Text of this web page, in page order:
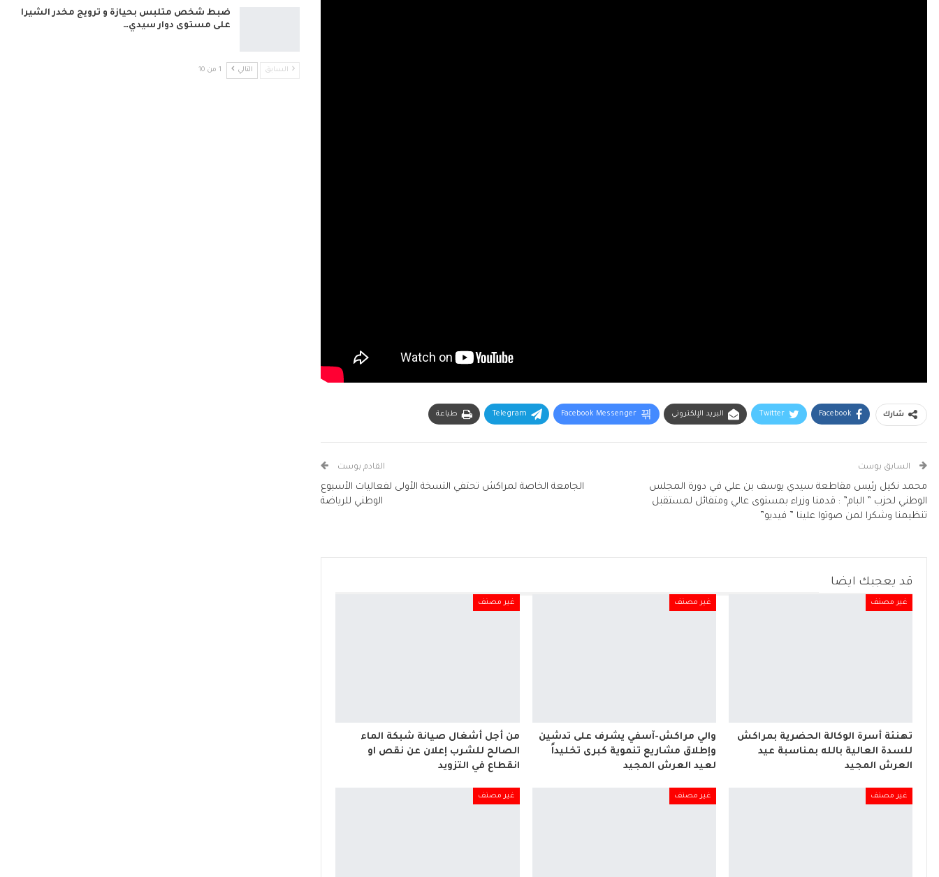
شارك Facebook
Twitter البريد الإلكتروني Facebook Messenger
Telegram طباعة
السابق بوست
محمد نكيل رئيس مقاطعة سيدي يوسف بن علي في دورة المجلس
الوطني لحزب ” البام” : قدمنا وزراء بمستوى عالي ومتفائل لمستقبل
تنظيمنا وشكرا لمن صوتوا علينا ” فيديو”
القادم بوست
الجامعة الخاصة لمراكش تحتفي التسخة الأولى لفعاليات الأسبوع
الوطني للرياضة
قد يعجبك ايضا
غير مصنف
تهنئة أسرة الوكالة الحضرية بمراكش
للسدة العالية بالله بمناسبة عيد
العرش المجيد
غير مصنف
والي مراكش-آسفي يشرف على تدشين
وإطلاق مشاريع تنموية كبرى تخليداً
لعيد العرش المجيد
غير مصنف
من أجل أشغال صيانة شبكة الماء
الصالح للشرب إعلان عن نقص او
انقطاع في التزويد
غير مصنف غير مصنف غير مصنف
ضبط شخص متلبس بحيازة و ترويج مخدر الشيرا
على مستوى دوار سيدي…
السابق التالي 1 من 10